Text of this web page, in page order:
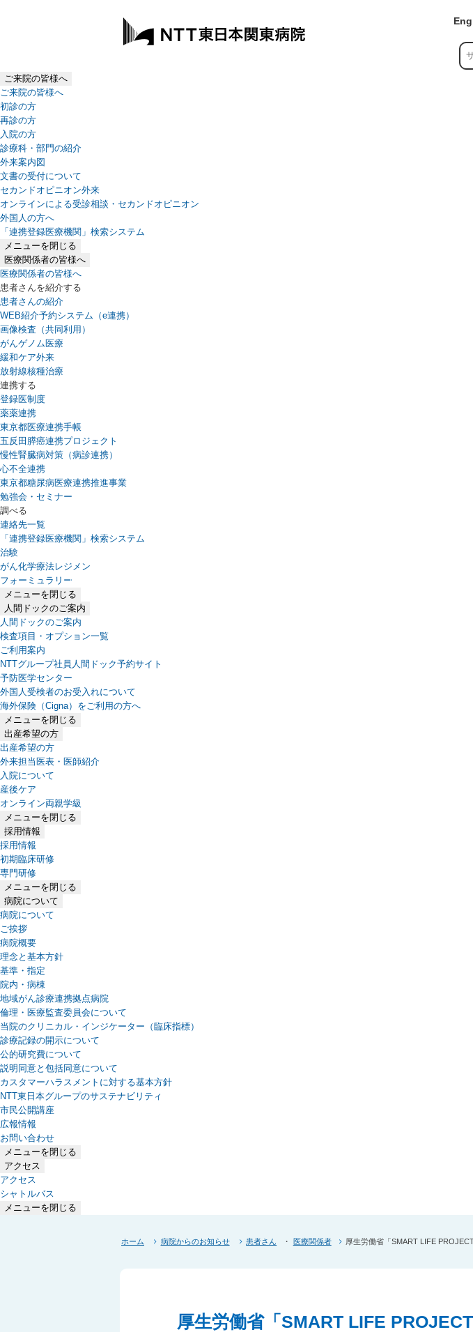
ご来院の皆様へ
ご来院の皆様へ
初診の方
再診の方
入院の方
診療科・部門の紹介
外来案内図
文書の受付について
セカンドオピニオン外来
オンラインによる受診相談・セカンドオピニオン
外国人の方へ
「連携登録医療機関」検索システム
（新しいタブで開きます）
メニューを閉じる
医療関係者の皆様へ
医療関係者の皆様へ
患者さんを紹介する
患者さんの紹介
WEB紹介予約システム（e連携）
（新しいタブで開きます）
画像検査（共同利用）
がんゲノム医療
緩和ケア外来
放射線核種治療
連携する
登録医制度
薬薬連携
東京都医療連携手帳
五反田膵癌連携プロジェクト
慢性腎臓病対策（病診連携）
心不全連携
東京都糖尿病医療連携推進事業
勉強会・セミナー
調べる
連絡先一覧
「連携登録医療機関」検索システム
（新しいタブで開きます）
治験
がん化学療法レジメン
フォーミュラリー
（PDFファイル、新しいタブで開きます）
メニューを閉じる
人間ドックのご案内
人間ドックのご案内
検査項目・オプション一覧
ご利用案内
NTTグループ社員人間ドック予約サイト
予防医学センター
外国人受検者のお受入れについて
海外保険（Cigna）をご利用の方へ
メニューを閉じる
出産希望の方
出産希望の方
外来担当医表・医師紹介
入院について
産後ケア
オンライン両親学級
メニューを閉じる
採用情報
採用情報
初期臨床研修
専門研修
メニューを閉じる
病院について
病院について
ご挨拶
病院概要
理念と基本方針
基準・指定
院内・病棟
地域がん診療連携拠点病院
倫理・医療監査委員会について
当院のクリニカル・インジケーター（臨床指標）
診療記録の開示について
公的研究費について
説明同意と包括同意について
カスタマーハラスメントに対する基本方針
NTT東日本グループのサステナビリティ
（新しいタブで開きます）
市民公開講座
広報情報
お問い合わせ
メニューを閉じる
アクセス
アクセス
シャトルバス
メニューを閉じる
ホーム 病院からのお知らせ 患者さん 医療関係者 厚生労働省「SMART LIFE
厚生労働省「SMART LIFE